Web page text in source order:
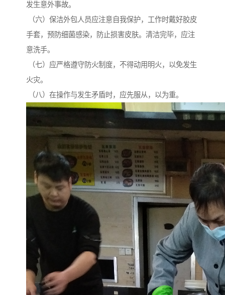
发生意外事故。
（六）保洁外包人员应注意自我保护，工作时戴好胶皮
手套，预防细菌感染，防止损害皮肤。清洁完毕，应注
意洗手。
（七）应严格遵守防火制度，不得动用明火，以免发生
火灾。
（八）在操作与发生矛盾时，应先服从，以为重。